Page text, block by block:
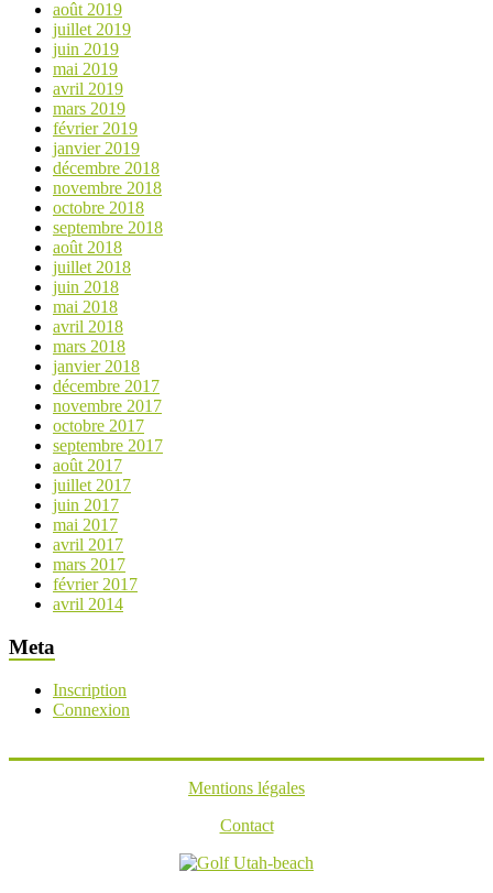
août 2019
juillet 2019
juin 2019
mai 2019
avril 2019
mars 2019
février 2019
janvier 2019
décembre 2018
novembre 2018
octobre 2018
septembre 2018
août 2018
juillet 2018
juin 2018
mai 2018
avril 2018
mars 2018
janvier 2018
décembre 2017
novembre 2017
octobre 2017
septembre 2017
août 2017
juillet 2017
juin 2017
mai 2017
avril 2017
mars 2017
février 2017
avril 2014
Meta
Inscription
Connexion
Mentions légales
Contact